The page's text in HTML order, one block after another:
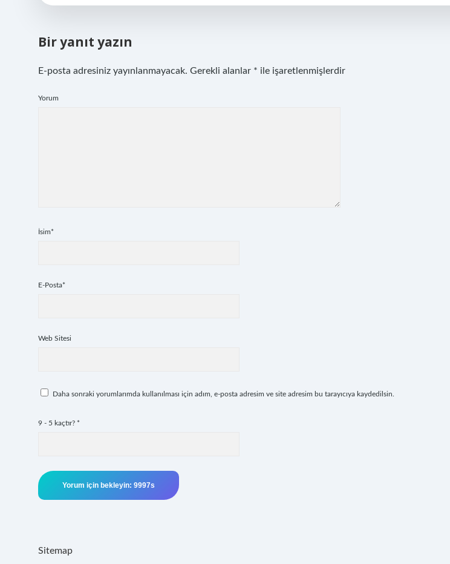
Bir yanıt yazın
E-posta adresiniz yayınlanmayacak. Gerekli alanlar * ile işaretlenmişlerdir
Yorum
İsim*
E-Posta*
Web Sitesi
Daha sonraki yorumlarımda kullanılması için adım, e-posta adresim ve site adresim bu tarayıcıya kaydedilsin.
9 - 5 kaçtır? *
Sitemap